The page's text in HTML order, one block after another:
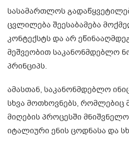
სასამართლოს
ცვლილება შეესაბამება
კონტექსტს და არ
მეშვეობით საკანონმდებლო
პრინციპს.
ამასთან, საკანონმდებლო
სხვა მოთხოვნებს, რომლებიც
მიღების პროცესში
იტალიური ენის ცოდნასა და